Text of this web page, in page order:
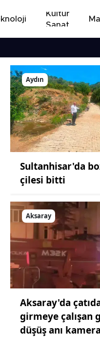
Kültür
Sanat
Aydın
Sultanhisar'da
çilesi bitti
Aksaray
Aksaray'da
girmeye çalışan
düşüş anı